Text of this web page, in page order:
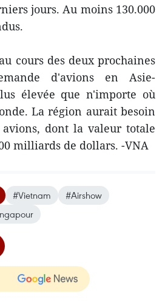
jours. ​Au moins 130.000
cours des deux prochaines
d'avions en Asie-
élevée que n'importe où
La région aurait besoin
dont la valeur totale
milliards de dollars. -VNA
#Vietnam
#Airshow